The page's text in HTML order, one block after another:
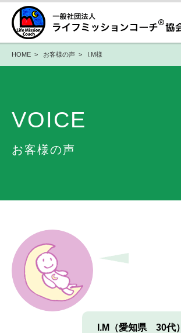
HOME > お客様の声 > I.M様
VOICE
お客様の声
I.M（愛知県 30代）